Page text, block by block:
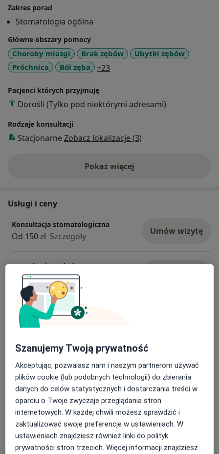
Zakres porad
Stomatologia ogólna
Główne obszary pomocy
Choroby miazgi Brak zębów
Ubytki zębów
Próchnica
Ból zęba +23
Pacjenci których przyjmuję
Dorośli (Tylko pod niektórymi adresami)
Rodzaje konsultacji
Stacjonarne Zobacz lokalizacje (3)
Pokaż więcejo doświadczeniu
Usługi i ceny
Konsultacja stomatologiczna
Od 150 zł Szczegóły Umów wizytę
Konsultacja endodontyczna
Od 200 zł Szczegóły
Konsultacja implantologiczna
Od 150 zł Szczegóły
Pakiet higienizacyjny
350 zł Szczegóły
Stomatologia dziecięca
Od 300 zł Szczegóły Umów wizytę
+ 2 usługi
Szanujemy Twoją prywatność
Akceptując, pozwalasz nam i naszym partnerom używać
plików cookie (lub podobnych technologii) do zbierania
danych do celów statystycznych i dostarczania treści w
oparciu o Twoje zwyczaje przeglądania stron
internetowych. W każdej chwili możesz sprawdzić i
zaktualizować swoje preferencje w ustawieniach. W
ustawieniach znajdziesz również linki do polityk
prywatności stron trzecich. Więcej informacji znajdziesz